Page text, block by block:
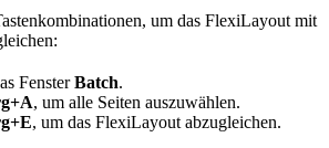
um das FlexiLayout mit
FensterBatch.
, um alle Seiten auszuwählen.
, um das FlexiLayout abzugleichen.